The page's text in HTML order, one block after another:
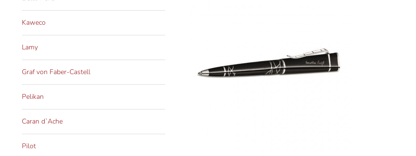
Kaweco
Lamy
Graf von Faber-Castell
Pelikan
Caran d`Ache
Pilot